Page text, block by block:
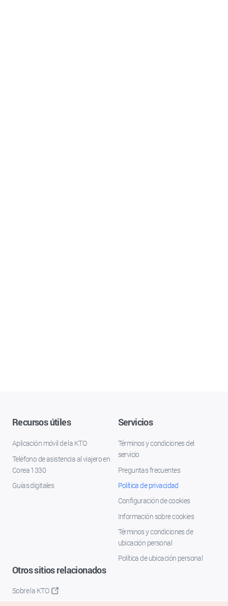
Recursos útiles
Aplicación móvil de la KTO
Teléfono de asistencia al viajero en
Corea 1330
Guías digitales
Servicios
Términos y condiciones del
servicio
Preguntas frecuentes
Política de privacidad
Configuración de cookies
Información sobre cookies
Términos y condiciones de
ubicación personal
Política de ubicación personal
Otros sitios relacionados
Sobre la KTO